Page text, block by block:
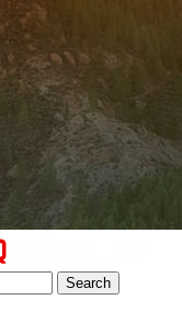
Search